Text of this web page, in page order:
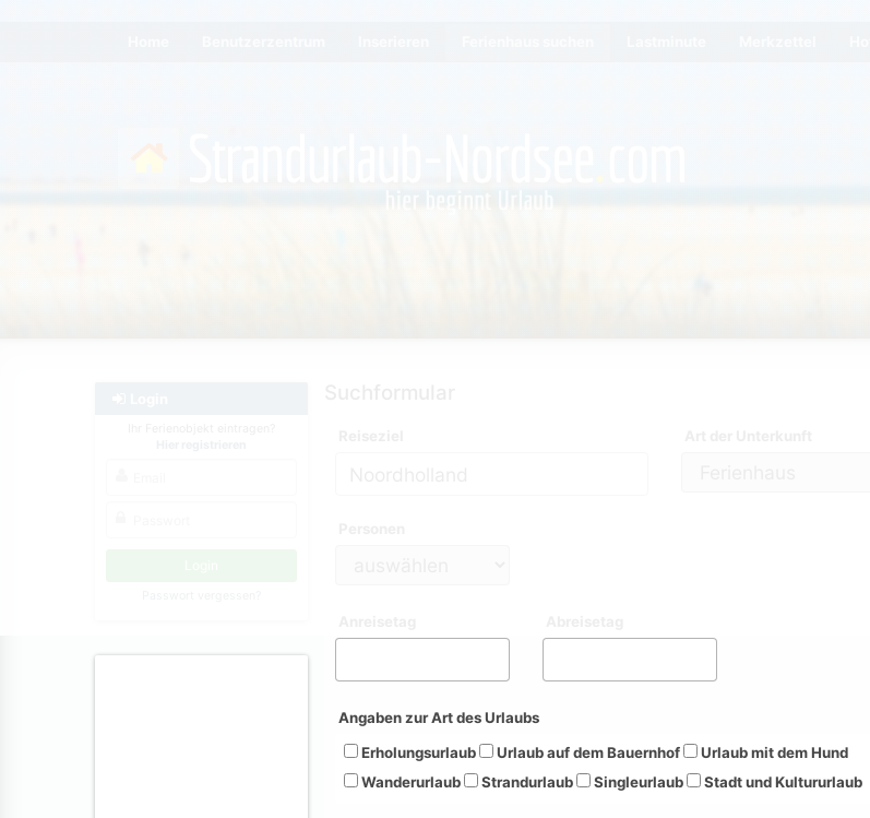
Angaben zur Art des Urlaubs
Erholungsurlaub
Urlaub auf dem Bauernhof
Urlaub mit dem Hund
Wanderurlaub
Strandurlaub Singleurlaub Stadt und Kultururlaub